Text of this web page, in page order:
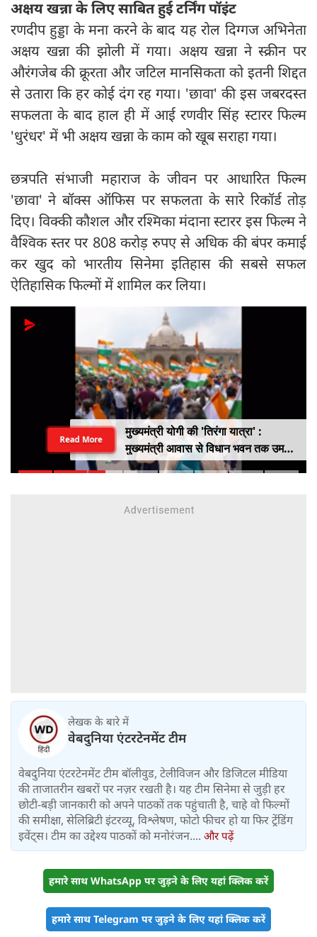
अक्षय खन्ना के लिए साबित हुई टर्निंग पॉइंट
रणदीप हुड्डा के मना करने के बाद यह रोल दिग्गज अभिनेता
अक्षय खन्ना की झोली में गया। अक्षय खन्ना ने स्क्रीन पर
औरंगजेब की क्रूरता और जटिल मानसिकता को इतनी शिद्दत
से उतारा कि हर कोई दंग रह गया। 'छावा' की इस जबरदस्त
सफलता के बाद हाल ही में आई रणवीर सिंह स्टारर फिल्म
'धुरंधर' में भी अक्षय खन्ना के काम को खूब सराहा गया।
छत्रपति संभाजी महाराज के जीवन पर आधारित फिल्म
'छावा' ने बॉक्स ऑफिस पर सफलता के सारे रिकॉर्ड तोड़
दिए। विक्की कौशल और रश्मिका मंदाना स्टारर इस फिल्म ने
वैश्विक स्तर पर 808 करोड़ रुपए से अधिक की बंपर कमाई
कर खुद को भारतीय सिनेमा इतिहास की सबसे सफल
ऐतिहासिक फिल्मों में शामिल कर लिया।
मुख्यमंत्री योगी की 'तिरंगा यात्रा' :
मुख्यमंत्री आवास से विधान भवन तक उमड़ा
युवाओं का सैलाब
Read More
लेखक के बारे में
वेबदुनिया एंटरटेनमेंट टीम
वेबदुनिया एंटरटेनमेंट टीम बॉलीवुड, टेलीविजन और डिजिटल मीडिया
की ताजातरीन खबरों पर नज़र रखती है। यह टीम सिनेमा से जुड़ी हर
छोटी-बड़ी जानकारी को अपने पाठकों तक पहुंचाती है, चाहे वो फिल्मों
की समीक्षा, सेलिब्रिटी इंटरव्यू, विश्लेषण, फोटो फीचर हो या फिर ट्रेंडिंग
इवेंट्स। टीम का उद्देश्य पाठकों को मनोरंजन.... और पढ़ें
हमारे साथ WhatsApp पर जुड़ने के लिए यहां क्लिक करें
हमारे साथ Telegram पर जुड़ने के लिए यहां क्लिक करें